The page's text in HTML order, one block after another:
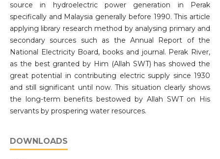
source in hydroelectric power generation in Perak
specifically and Malaysia generally before 1990. This article
applying library research method by analysing primary and
secondary sources such as the Annual Report of the
National Electricity Board, books and journal. Perak River,
as the best granted by Him (Allah SWT) has showed the
great potential in contributing electric supply since 1930
and still significant until now. This situation clearly shows
the long-term benefits bestowed by Allah SWT on His
servants by prospering water resources.
DOWNLOADS